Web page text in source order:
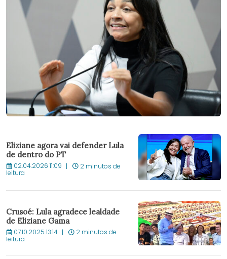
Eliziane agora vai defender Lula
de dentro do PT
02.04.2026 11:09 2 minutos de
leitura
Crusoé: Lula agradece lealdade
de Eliziane Gama
07.10.2025 13:14 2 minutos de
leitura